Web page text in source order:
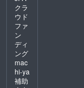
クラ
ウド
ファ
ン
ディ
ング
mac
hi-ya
補助